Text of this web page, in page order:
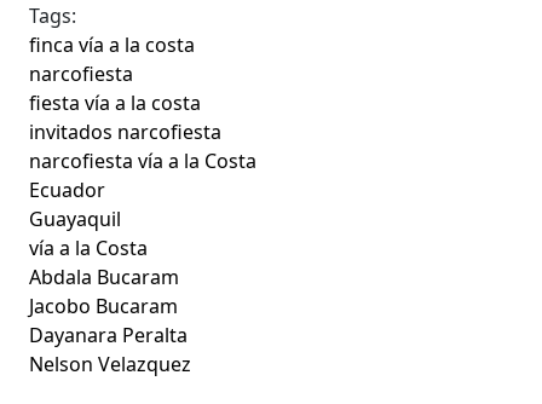
Tags:
finca vía a la costa
narcofiesta
fiesta vía a la costa
invitados narcofiesta
narcofiesta vía a la Costa
Ecuador
Guayaquil
vía a la Costa
Abdala Bucaram
Jacobo Bucaram
Dayanara Peralta
Nelson Velazquez